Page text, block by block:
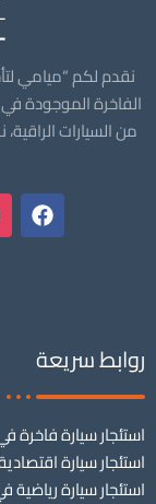
نقدم لكم “ميامي
الفاخرة الموجودة
من السيارات
روابط سريعة
استئجار سيارة فاخرة
استئجار سيارة
استئجار سيارة رياضية